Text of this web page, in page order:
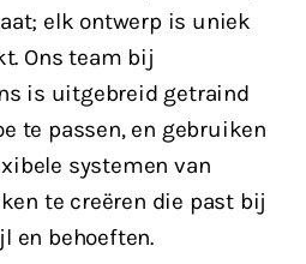
elk ontwerp is uniek
Ons team bij
is uitgebreid getraind
te passen, en gebruiken
systemen van
te creëren die past bij
en behoeften.